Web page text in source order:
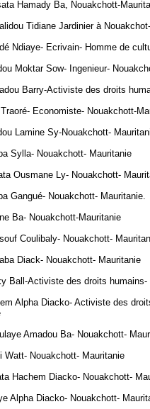
Hamady Ba, Nouakchott-
Tidiane Jardinier à
Ndiaye- Ecrivain- Homme de
Moktar Sow- Ingenieur-
Barry-Activiste des droits
Economiste- Nouakchott-
Lamine Sy-Nouakchott-
Sylla- Nouakchott- Mauritanie
Ousmane Ly- Nouakchott-
Gangué- Nouakchott- Mauritanie.
Ba- Nouakchott-Mauritanie
Coulibaly- Nouakchott-
Diack- Nouakchott- Mauritanie
Ball-Activiste des droits humains-
Alpha Diacko- Activiste des
Amadou Ba- Nouakchott-
Watt- Nouakchott- Mauritanie
Hachem Diacko- Nouakchott-
Alpha Diacko- Nouakchott-